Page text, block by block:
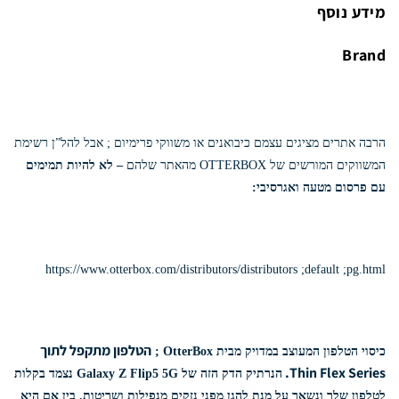
מידע נוסף
Brand
הרבה אתרים מציגים עצמם כיבואנים או משווקי פרימיום ; אבל להל”ן רשימת
המשווקים המורשים של OTTERBOX מהאתר שלהם
– לא להיות תמימים
עם פרסום מטעה ואגרסיבי:
https://www.otterbox.com/distributors/distributors ;default ;pg.html
כיסוי הטלפון המעוצב במדויק מבית OtterBox ;
הטלפון מתקפל לתוך
Thin Flex Series.
הנרתיק הדק הזה של Galaxy Z Flip5 5G נצמד בקלות
לטלפון שלך ונשאר על מנת להגן מפני נזקים מנפילות ושריטות. בין אם היא